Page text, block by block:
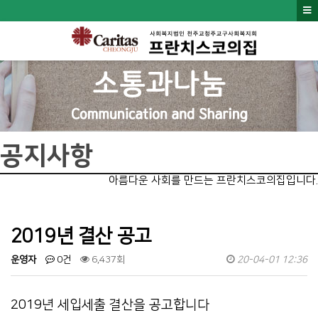
공지사항
아름다운 사회를 만드는 프란치스코의집입니다.
2019년 결산 공고
운영자 0건 6,437회 20-04-01 12:36
2019년 세입세출 결산을 공고합니다